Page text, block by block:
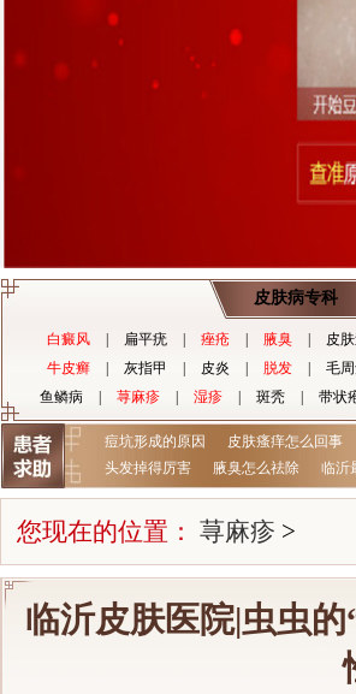
皮肤病专科
白癜风 扁平疣 痤疮 腋臭 皮
牛皮癣
灰指甲 皮炎 脱发 毛
鱼鳞病
荨麻疹 湿疹 斑秃 带状
痘坑形成的原因 皮肤瘙痒怎么回事
头发掉得厉害
腋臭怎么祛除 临沂
您现在的位置： 荨麻疹 >
临沂皮肤医院|虫虫